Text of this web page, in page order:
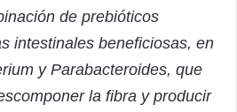
de prebióticos
intestinales beneficiosas, en
y Parabacteroides, que
la fibra y producir